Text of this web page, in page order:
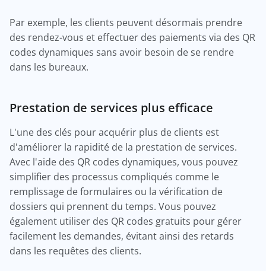
Par exemple, les clients peuvent désormais prendre
des rendez-vous et effectuer des paiements via des QR
codes dynamiques sans avoir besoin de se rendre
dans les bureaux.
Prestation de services plus efficace
L'une des clés pour acquérir plus de clients est
d'améliorer la rapidité de la prestation de services.
Avec l'aide des QR codes dynamiques, vous pouvez
simplifier des processus compliqués comme le
remplissage de formulaires ou la vérification de
dossiers qui prennent du temps. Vous pouvez
également utiliser des QR codes gratuits pour gérer
facilement les demandes, évitant ainsi des retards
dans les requêtes des clients.